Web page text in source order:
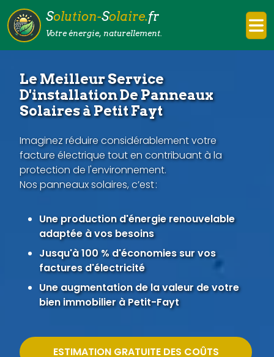
Solution-Solaire.fr
Votre énergie, naturellement.
Le Meilleur Service
D'installation De Panneaux
Solaires à Petit Fayt
Imaginez réduire considérablement votre
facture électrique tout en contribuant à la
protection de l'environnement.
Nos panneaux solaires, c’est :
Une production d'énergie renouvelable
adaptée à vos besoins
Jusqu'à 100 % d'économies sur vos
factures d'électricité
Une augmentation de la valeur de votre
bien immobilier à Petit-Fayt
ESTIMATION GRATUITE DES COÛTS